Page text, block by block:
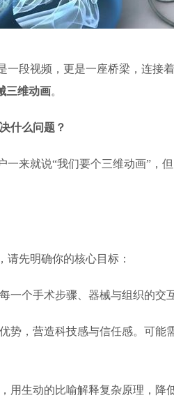
一段视频，更是一座桥梁，连接
三维动画。
什么问题？
来就说“我们要个三维动画”，
请先明确你的核心目标：
一个手术步骤、器械与组织的交
势，营造科技感与信任感。可能
用生动的比喻解释复杂原理，降